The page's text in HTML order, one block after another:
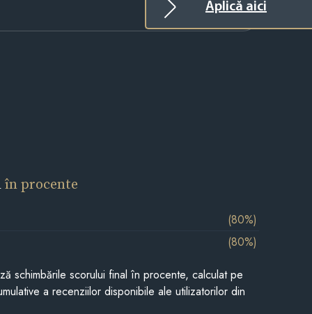
Aplică aici
în procente
(80%)
(80%)
schimbările scorului final în procente, calculat pe
a recenziilor disponibile ale utilizatorilor din